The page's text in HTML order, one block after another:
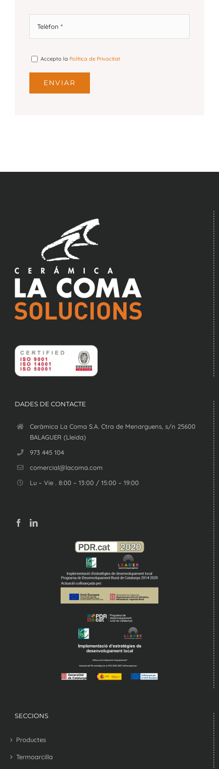
Accepto la Política de Privacitat
DADES DE CONTACTE
Ceràmica La Coma S.A. Ctra de Menarguens, s/n 25600
BALAGUER (Lleida)
973 445 104
comercial@lacoma.com
Lu – Vie . 8:00 – 13:00 / 15:00 – 19:00
SECCIONS
Productes
Termoarcilla